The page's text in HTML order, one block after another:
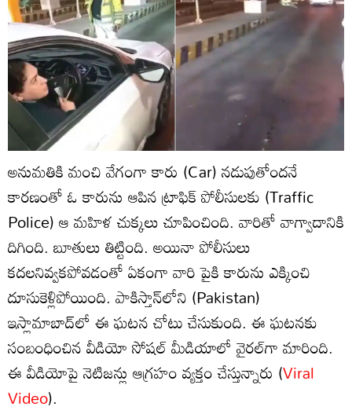
అనుమతికి మంచి వేగంగా కారు (Car) నడుపుతోందనే
కారణంతో ఓ కారును ఆపిన ట్రాఫిక్ పోలీసులకు (Traffic
Police) ఆ మహిళ చుక్కలు చూపించింది. వారితో వాగ్వాదానికి
దిగింది. బూతులు తిట్టింది. అయినా పోలీసులు
కదలనివ్వకపోవడంతో ఏకంగా వారి పైకి కారును ఎక్కించి
దూసుకెళ్లిపోయింది. పాకిస్తాన్‌లోని (Pakistan)
ఇస్లామాబాద్‌లో ఈ ఘటన చోటు చేసుకుంది. ఈ ఘటనకు
సంబంధించిన వీడియో సోషల్ మీడియాలో వైరల్‌గా మారింది.
ఈ వీడియోపై నెటిజన్లు ఆగ్రహం వ్యక్తం చేస్తున్నారు (Viral
Video).